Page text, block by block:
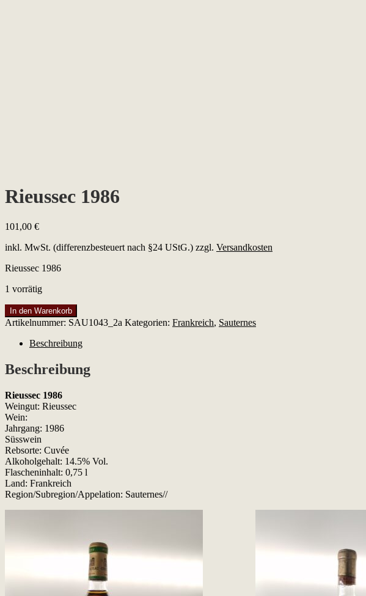
Rieussec 1986
101,00 €
inkl. MwSt. (differenzbesteuert nach §24 UStG.) zzgl. Versandkosten
Rieussec 1986
1 vorrätig
Rieussec
1986
In den Warenkorb
Artikelnummer: SAU1043_2a Kategorien: Frankreich, Sauternes
Beschreibung
Beschreibung
Rieussec 1986
Weingut: Rieussec
Wein:
Jahrgang: 1986
Süsswein
Rebsorte: Cuvée
Alkoholgehalt: 14.5% Vol.
Flascheninhalt: 0,75 l
Land: Frankreich
Region/Subregion/Appelation: Sauternes//